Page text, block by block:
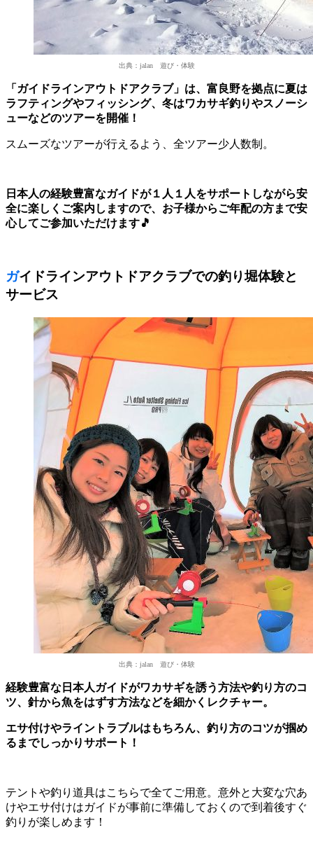
出典：jalan 遊び・体験
「ガイドラインアウトドアクラブ」は、富良野を拠点に夏は
ラフティングやフィッシング、冬はワカサギ釣りやスノーシ
ューなどのツアーを開催！
スムーズなツアーが行えるよう、全ツアー少人数制。
日本人の経験豊富なガイドが１人１人をサポートしながら安
全に楽しくご案内しますので、お子様からご年配の方まで安
心してご参加いただけます🎵
ガイドラインアウトドアクラブでの釣り堀体験と
サービス
出典：jalan 遊び・体験
経験豊富な日本人ガイドがワカサギを誘う方法や釣り方のコ
ツ、針から魚をはずす方法などを細かくレクチャー。
エサ付けやライントラブルはもちろん、釣り方のコツが掴め
るまでしっかりサポート！
テントや釣り道具はこちらで全てご用意。意外と大変な穴あ
けやエサ付けはガイドが事前に準備しておくので到着後すぐ
釣りが楽しめます！